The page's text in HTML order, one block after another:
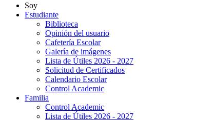
Soy
Estudiante
Biblioteca
Opinión del usuario
Cafetería Escolar
Galería de imágenes
Lista de Útiles 2026 - 2027
Solicitud de Certificados
Calendario Escolar
Control Academic
Familia
Control Academic
Lista de Útiles 2026 - 2027